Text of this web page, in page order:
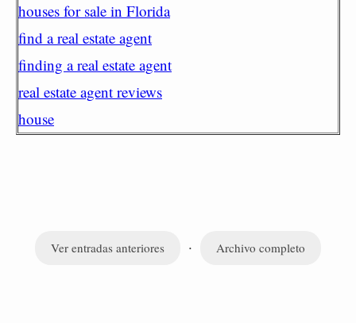
houses for sale in Florida
find a real estate agent
finding a real estate agent
real estate agent reviews
house
Ver entradas anteriores · Archivo completo